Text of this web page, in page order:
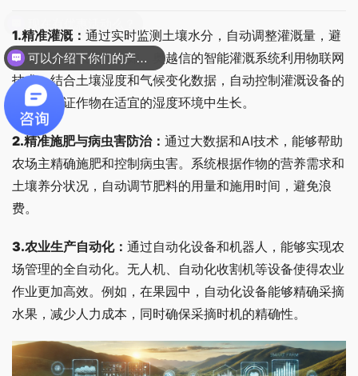
1.精准灌溉： 通过实时监测土壤水分，自动调整灌溉量，避
免水资源的浪费。例如，奥越信的智能灌溉系统利用物联网
技术，结合土壤湿度和气候变化数据，自动控制灌溉设备的
运行，保证作物在适宜的湿度环境中生长。
2.精准施肥与病虫害防治： 通过大数据和AI技术，能够帮助
农场主精确施肥和控制病虫害。系统根据作物的营养需求和
土壤养分状况，自动调节肥料的用量和施用时间，避免浪
费。
3.农业生产自动化： 通过自动化设备和机器人，能够实现农
场管理的全自动化。无人机、自动化收割机等设备使得农业
作业更加高效。例如，在果园中，自动化设备能够精确采摘
水果，减少人力成本，同时确保采摘时机的精确性。